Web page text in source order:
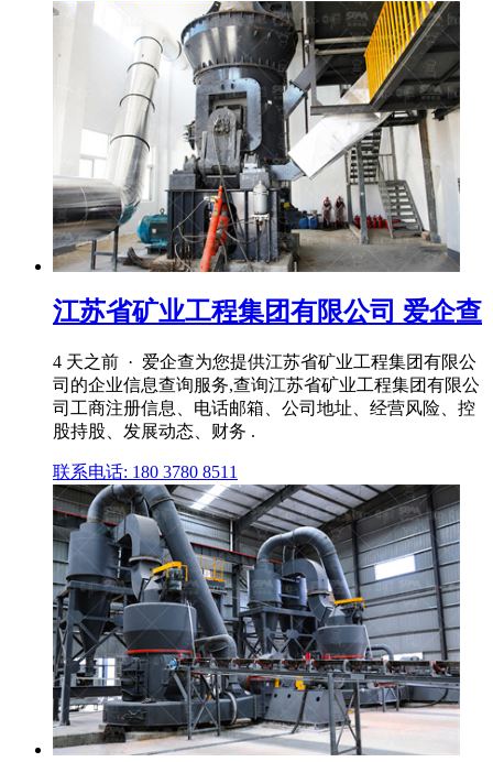
江苏省矿业工程集团有限公司 爱企查
4 天之前 · 爱企查为您提供江苏省矿业工程集团有限公
司的企业信息查询服务,查询江苏省矿业工程集团有限公
司工商注册信息、电话邮箱、公司地址、经营风险、控
股持股、发展动态、财务 .
联系电话: 180 3780 8511